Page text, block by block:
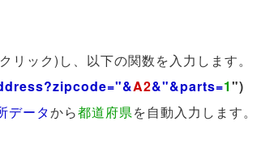
ック)し、以下の関数を入力します。
A2&"&parts=1")
データから都道府県を自動入力します。